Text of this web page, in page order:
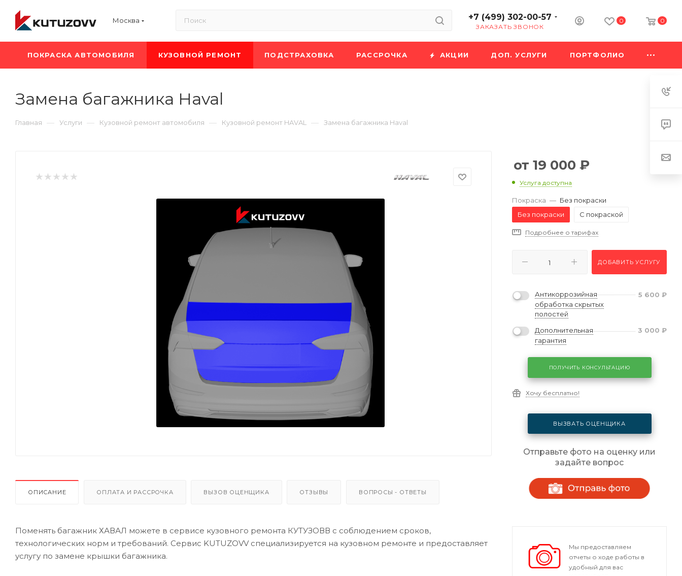
Москва +7 (499) 302-00-57
ЗАКАЗАТЬ ЗВОНОК
0 0
ПОКРАСКА АВТОМОБИЛЯ КУЗОВНОЙ РЕМОНТ ПОДСТРАХОВКА РАССРОЧКА АКЦИИ ДОП. УСЛУГИ ПОРТФОЛИО
Замена багажника Haval
Главная — Услуги — Кузовной ремонт автомобиля — Кузовной ремонт HAVAL — Замена багажника Haval
ОПИСАНИЕ ОПЛАТА И РАССРОЧКА ВЫЗОВ ОЦЕНЩИКА ОТЗЫВЫ ВОПРОСЫ - ОТВЕТЫ
Поменять багажник ХАВАЛ можете в сервисе кузовного ремонта КУТУЗОВВ с соблюдением сроков,
технологических норм и требований. Сервис KUTUZOVV специализируется на кузовном ремонте и предоставляет
услугу по замене крышки багажника.
19 000 ₽
Услуга доступна
Покраска — Без покраски
Без покраски
С покраской
Подробнее о тарифах
ДОБАВИТЬ УСЛУГУ
Антикоррозийная
обработка скрытых
полостей
5 600 ₽
Дополнительная
гарантия
3 000 ₽
ПОЛУЧИТЬ КОНСУЛЬТАЦИЮ
Хочу бесплатно!
ВЫЗВАТЬ ОЦЕНЩИКА
Отправьте фото на оценку или
задайте вопрос
Мы предоставляем
отчеты о ходе работы в
удобный для вас